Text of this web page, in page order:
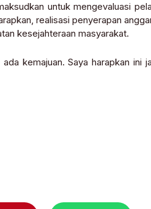
untuk mengevaluasi
realisasi penyerapan
kesejahteraan masyarakat.
kemajuan. Saya harapkan ini